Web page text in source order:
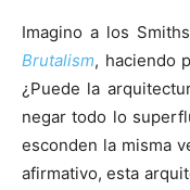
Imagino a los
Brutalism, haciendo
¿Puede la
negar todo lo
esconden la misma
afirmativo, esta